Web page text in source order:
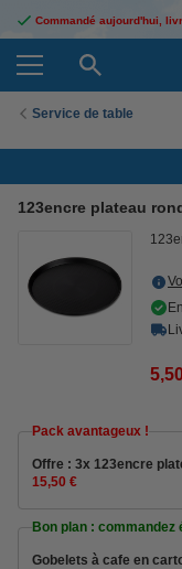
Commandé aujourd'hui,
Service de table
123encre plateau
Pack avantageux !
Offre : 3x 123encre
15,50 €
Bon plan : commandez
Gobelets à cafe en